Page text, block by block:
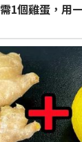
1個雞蛋，用